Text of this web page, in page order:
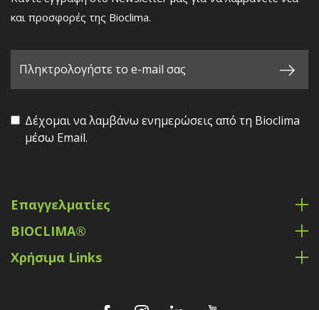
και προσφορές της Bioclima.
Δέχομαι να λαμβάνω ενημερώσεις από τη Bioclima
μέσω Email.
Επαγγελματίες
BIOCLIMA®
Χρήσιμα Links